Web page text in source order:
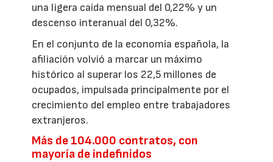
una ligera caída mensual del 0,22% y un
descenso interanual del 0,32%.
En el conjunto de la economía española, la
afiliación volvió a marcar un máximo
histórico al superar los 22,5 millones de
ocupados, impulsada principalmente por el
crecimiento del empleo entre trabajadores
extranjeros.
Más de 104.000 contratos, con
mayoría de indefinidos